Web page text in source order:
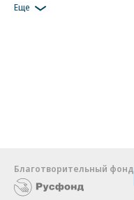
Еще
Благотворительный фонд